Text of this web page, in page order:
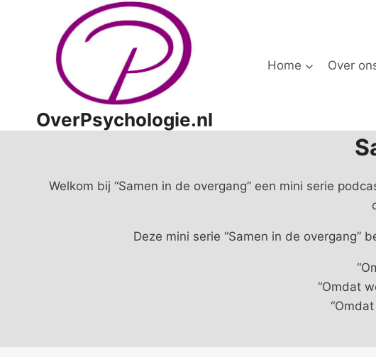
OverPsychologie.nl
Home Over
Welkom bij “Samen in de overgang” een mini serie
Deze mini serie “Samen in de overgang”
“Omdat